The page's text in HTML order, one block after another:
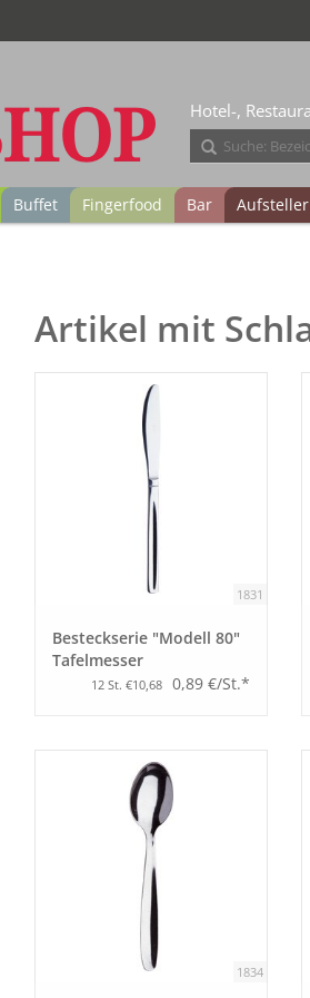
Hotel-,
Buffet Fingerfood Bar Aufsteller
Artikel mit
1831
Besteckserie "Modell 80"
Tafelmesser
12 St. €10,68 0,89 €/St.*
1834